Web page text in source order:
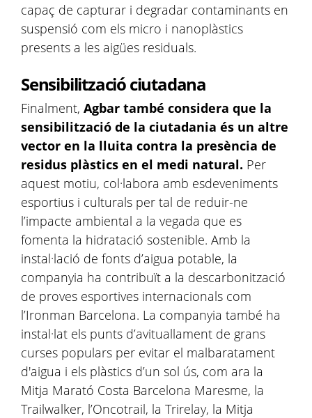
capaç de capturar i degradar contaminants en
suspensió com els micro i nanoplàstics
presents a les aigües residuals.
Sensibilització ciutadana
Finalment, Agbar també considera que la
sensibilització de la ciutadania és un altre
vector en la lluita contra la presència de
residus plàstics en el medi natural. Per
aquest motiu, col·labora amb esdeveniments
esportius i culturals per tal de reduir-ne
l’impacte ambiental a la vegada que es
fomenta la hidratació sostenible. Amb la
instal·lació de fonts d’aigua potable, la
companyia ha contribuït a la descarbonització
de proves esportives internacionals com
l’Ironman Barcelona. La companyia també ha
instal·lat els punts d’avituallament de grans
curses populars per evitar el malbaratament
d'aigua i els plàstics d’un sol ús, com ara la
Mitja Marató Costa Barcelona Maresme, la
Trailwalker, l’Oncotrail, la Trirelay, la Mitja